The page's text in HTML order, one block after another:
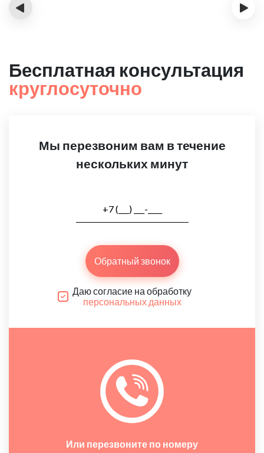
‹ ›
Бесплатная консультация
круглосуточно
Мы перезвоним вам в течение
нескольких минут
Обратный звонок
Даю согласие на обработку
персональных данных
Или перезвоните по номеру